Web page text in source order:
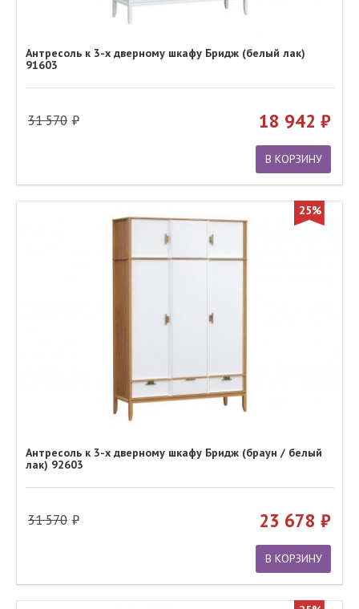
Антресоль к 3-х дверному шкафу Бридж (белый лак)
91603
31 570 18 942
В КОРЗИНУ
25%
Антресоль к 3-х дверному шкафу Бридж (браун / белый
лак) 92603
31 570 23 678
В КОРЗИНУ